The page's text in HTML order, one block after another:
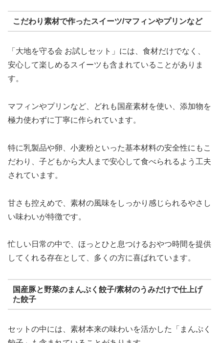
こだわり素材で作ったスイーツ/マフィンやプリンなど
「大地を守る会 お試しセット」には、食材だけでなく、
安心して楽しめるスイーツも含まれていることがありま
す。
マフィンやプリンなど、どれも国産素材を使い、添加物を
極力使わずに丁寧に作られています。
特に乳製品や卵、小麦粉といった基本材料の安全性にもこ
だわり、子どもから大人まで安心して食べられるよう工夫
されています。
甘さも控えめで、素材の風味をしっかり感じられるやさし
い味わいが特徴です。
忙しい日常の中で、ほっとひと息つけるおやつ時間を提供
してくれる存在として、多くの方に喜ばれています。
国産豚と野菜のまんぷく餃子/素材のうみだけで仕上げ
た餃子
セットの中には、素材本来の味わいを活かした「まんぷく